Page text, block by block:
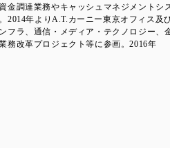
金調達業務やキャッシュマネジメントシ
2014年よりA.T.カーニー東京オフィス及
フラ、通信・メディア・テクノロジー、
務改革プロジェクト等に参画。2016年